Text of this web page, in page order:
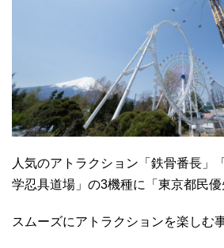
人気のアトラクション「鉄骨番長」
学忍具道場」の3機種に「東京都民優
スムーズにアトラクションを楽しむ